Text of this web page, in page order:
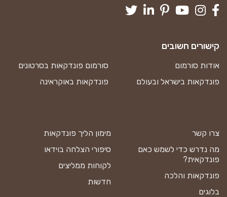
צרו קשר
מה נדרש כדי לשמש כאם
פונדקאית?
פונדקאות והלכה
בלוגים
מימון הליך פונדקאות
סיפורי הצלחה בוידאו
לקוחות ממליצים
חדשות
קישורים חשובים
אודות סורמום
סורמום פונדקאות בסרטונים
פונדקאות בישראל ובעולם
פונדקאות באוקראינה